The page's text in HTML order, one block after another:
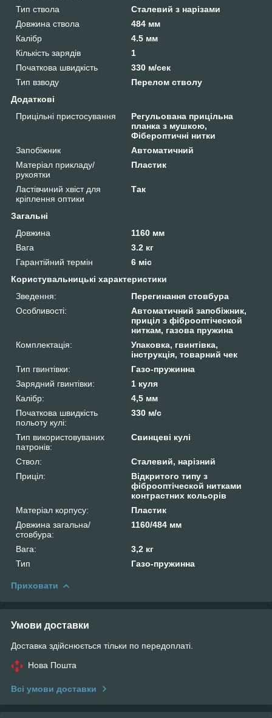
Тип ствола
Сталевий з нарізами
Довжина ствола
484 мм
Калібр
4.5 мм
Кількість зарядів
1
Початкова швидкість
330 м/сек
Тип взводу
Перелом стволу
Додаткові
Прицільні пристосування
Регульована прицільна
планка з мушкою,
Фібероптичні нитки
Запобіжник
Автоматичний
Матеріал прикладу/
рукоятки
Пластик
Ластівчиний хвіст для
кріплення оптики
Так
Загальні
Довжина
1160 мм
Вага
3.2 кг
Гарантійний термін
6 міс
Користувальницькі характеристики
Зведення:
Перегинання стовбура
Особливості:
Автоматичний запобіжник,
приціл з фіброоптіческой
ниткам, газова пружина
Комплектація:
Упаковка, гвинтівка,
інструкція, товарний чек
Тип гвинтівки:
Газо-пружинна
Зарядний гвинтівки:
1 куля
Калібр:
4,5 мм
Початкова швидкість
польоту кулі:
330 м/с
Тип використовуваних
патронів:
Свинцеві кулі
Ствол:
Сталевий, нарізний
Приціл:
Відкритого типу з
фіброоптіческой нитками
контрастних кольорів
Матеріал корпусу:
Пластик
Довжина загальна/
стовбура:
1160/484 мм
Вага:
3,2 кг
Тип
Газо-пружинна
Приховати
Умови доставки
Доставка здійснюється тільки по передоплаті.
Нова Пошта
Всі умови доставки